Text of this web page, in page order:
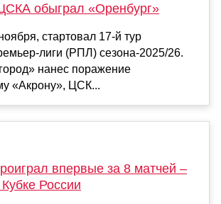
обыграл «Оренбург»
стартовал 17-й тур
лиги (РПЛ) сезона-2025/26.
нанес поражение
«Акрону», ЦСК...
впервые за 8 матчей –
России